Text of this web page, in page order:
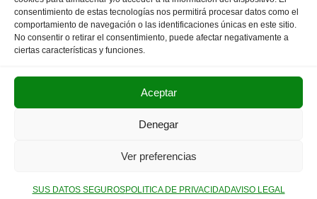
consentimiento de estas tecnologías nos permitirá procesar datos como el
comportamiento de navegación o las identificaciones únicas en este sitio.
No consentir o retirar el consentimiento, puede afectar negativamente a
ciertas características y funciones.
Aceptar
Denegar
Ver preferencias
SUS DATOS SEGUROSPOLITICA DE PRIVACIDADAVISO LEGAL
1 2 3 4 PÁGINA SIGUIENTE
POLITICA DE PRIVACIDAD
AVISO LEGAL
Neve| Funciona gracias aWordPress